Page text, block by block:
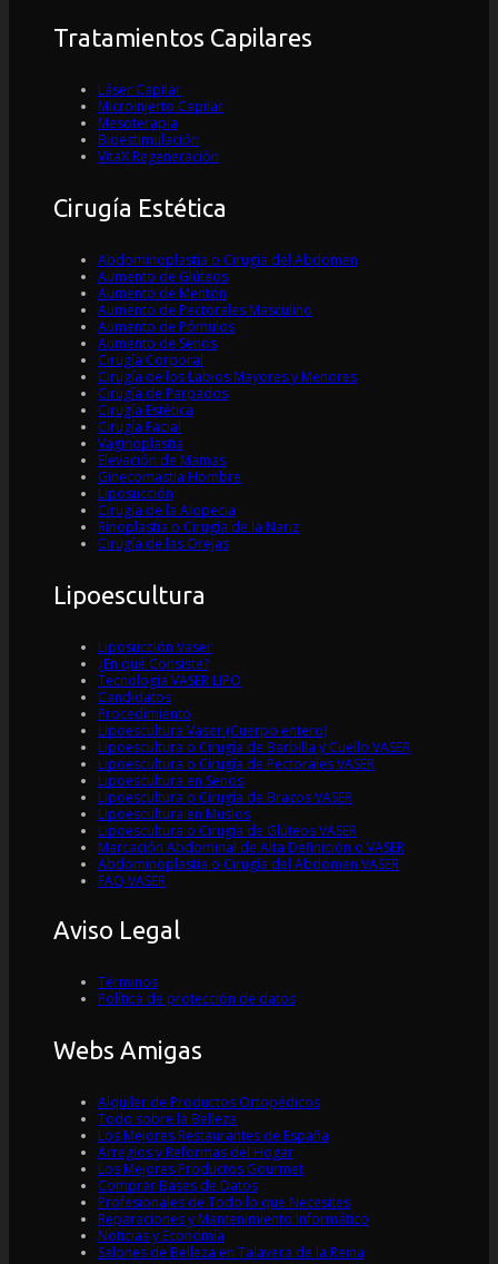
Tratamientos Capilares
Láser Capilar
Microinjerto Capilar
Mesoterapia
Bioestimulación
VitaX Regeneración
Cirugía Estética
Abdominoplastia o Cirugía del Abdomen
Aumento de Glúteos
Aumento de Mentón
Aumento de Pectorales Masculino
Aumento de Pómulos
Aumento de Senos
Cirugía Corporal
Cirugía de los Labios Mayores y Menores
Cirugía de Parpados
Cirugía Estética
Cirugía Facial
Vaginoplastia
Elevación de Mamas
Ginecomastia Hombre
Liposucción
Cirugía de la Alopecia
Rinoplastia o Cirugía de la Nariz
Cirugía de las Orejas
Lipoescultura
Liposucción Vaser
¿En qué Consiste?
Tecnología VASER LIPO
Candidatos
Procedimiento
Lipoescultura Vaser (Cuerpo entero)
Lipoescultura o Cirugía de Barbilla y Cuello VASER
Lipoescultura o Cirugía de Pectorales VASER
Lipoescultura en Senos
Lipoescultura o Cirugía de Brazos VASER
Lipoescultura en Muslos
Lipoescultura o Cirugía de Glúteos VASER
Marcación Abdominal de Alta Definición o VASER
Abdominoplastia o Cirugía del Abdomen VASER
FAQ VASER
Aviso Legal
Términos
Política de protección de datos
Webs Amigas
Alquiler de Productos Ortopédicos
Todo sobre la Belleza
Los Mejores Restaurantes de España
Arreglos y Reformas del Hogar
Los Mejores Productos Gourmet
Comprar Bases de Datos
Profesionales de Todo lo que Necesites
Reparaciones y Mantenimiento Informático
Noticias y Economía
Salones de Belleza en Talavera de la Reina